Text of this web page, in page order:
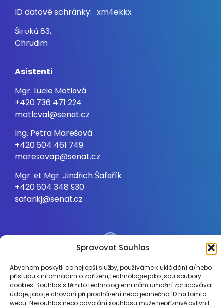
Spravovat Souhlas
Abychom poskytli co nejlepší služby, používáme k ukládání a/nebo
přístupu k informacím o zařízení, technologie jako jsou soubory
cookies. Souhlas s těmito technologiemi nám umožní zpracovávat
údaje, jako je chování při procházení nebo jedinečná ID na tomto
webu. Nesouhlas nebo odvolání souhlasu může nepříznivě ovlivnit
ID datové schránky: xm4ekkx
Široká 83,
Chrudim
Asistenti
Mgr. Lucie Motlová
+420 736 471 224
motloval@senat.cz
Ing. Petra Marešová
+420 604 461 749
maresovap@senat.cz
Mgr. et Mgr. Jindřich Šafařík
+420 604 348 930
safarikj@senat.cz